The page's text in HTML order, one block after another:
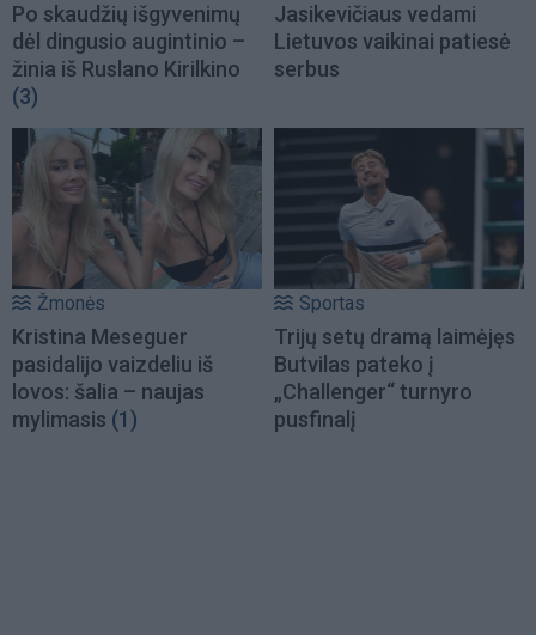
Po skaudžių išgyvenimų
dėl dingusio augintinio –
žinia iš Ruslano Kirilkino
(3)
Jasikevičiaus vedami
Lietuvos vaikinai patiesė
serbus
Žmonės
Kristina Meseguer
pasidalijo vaizdeliu iš
lovos: šalia – naujas
mylimasis (1)
Sportas
Trijų setų dramą laimėjęs
Butvilas pateko į
„Challenger“ turnyro
pusfinalį